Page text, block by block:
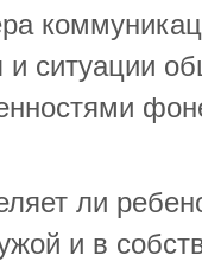
и ситуации
ли
и в